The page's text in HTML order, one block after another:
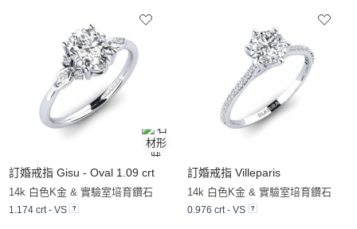
訂婚戒指 Gisu - Oval 1.09 crt
14k 白色K金 & 實驗室培育鑽石
1.174 crt - VS
訂婚戒指 Villeparis
14k 白色K金 & 實驗室培育鑽石
0.976 crt - VS